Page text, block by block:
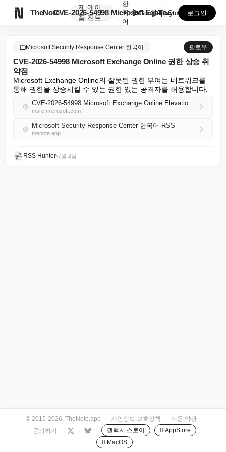
TheNote
제
품
에이
전트
CVE-2026-54998 Microsoft Excha...
한
국
어
GooglePlay
AppStore 로그인
Microsoft Security Response Center 한국어 팔로우
CVE-2026-54998 Microsoft Exchange Online 권한 상승 취
약점
Microsoft Exchange Online의 잘못된 권한 부여는 네트워크를
통해 권한을 상승시킬 수 있는 권한 있는 공격자를 허용합니다.
CVE-2026-54998 Microsoft Exchange Online Elevation of Privilege Vulnerability
msrc.microsoft.com
Microsoft Security Response Center 한국어 RSS
thenote.app
RSS Hunter•7월 2일
© 2015-2026, TheNote.app · 개인정보 보호정책 · 이용 약관
·
문의하기
· · · 갤럭시 스토어
 AppStore
 MacOS